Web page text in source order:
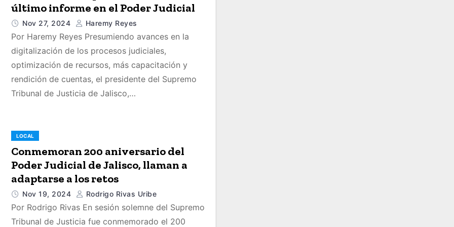
último informe en el Poder Judicial
Nov 27, 2024 Haremy Reyes
Por Haremy Reyes Presumiendo avances en la
digitalización de los procesos judiciales,
optimización de recursos, más capacitación y
rendición de cuentas, el presidente del Supremo
Tribunal de Justicia de Jalisco,…
LOCAL
Conmemoran 200 aniversario del
Poder Judicial de Jalisco, llaman a
adaptarse a los retos
Nov 19, 2024 Rodrigo Rivas Uribe
Por Rodrigo Rivas En sesión solemne del Supremo
Tribunal de Justicia fue conmemorado el 200